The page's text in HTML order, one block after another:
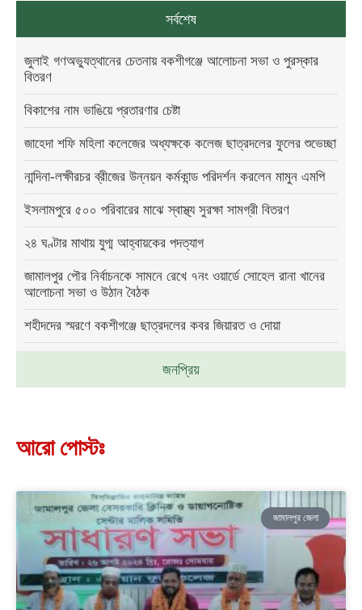
সর্বশেষ
জনপ্রিয়
জুলাই গণঅভ্যুত্থানের চেতনায় বকশীগঞ্জে আলোচনা সভা ও পুরস্কার
বিতরণ
বিকাশের নাম ভাঙিয়ে প্রতারণার চেষ্টা
জাহেদা শফি মহিলা কলেজের অধ্যক্ষকে কলেজ ছাত্রদলের ফুলের শুভেচ্ছা
নান্দিনা-লক্ষীরচর ব্রীজের উন্নয়ন কর্মকান্ড পরিদর্শন করলেন মামুন এমপি
ইসলামপুরে ৫০০ পরিবারের মাঝে স্বাস্থ্য সুরক্ষা সামগ্রী বিতরণ
২৪ ঘণ্টার মাথায় যুগ্ম আহ্বায়কের পদত্যাগ
জামালপুর পৌর নির্বাচনকে সামনে রেখে ৭নং ওয়ার্ডে সোহেল রানা খানের
আলোচনা সভা ও উঠান বৈঠক
শহীদদের স্মরণে বকশীগঞ্জে ছাত্রদলের কবর জিয়ারত ও দোয়া
আরো পোস্টঃ
জামালপুর জেলা